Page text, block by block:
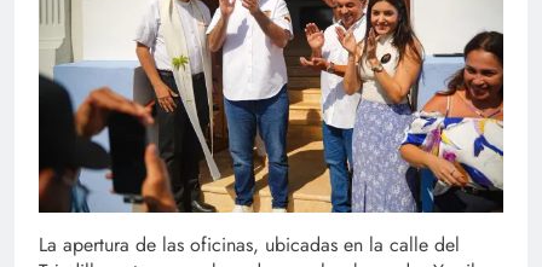
La apertura de las oficinas, ubicadas en la calle del